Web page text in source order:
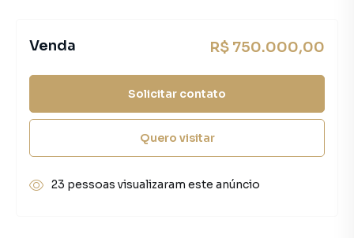
Venda R$ 750.000,00
Solicitar contato
Quero visitar
23 pessoas visualizaram este anúncio